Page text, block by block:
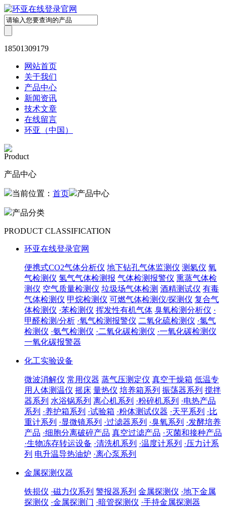
18501309179
网站首页
关于我们
产品中心
新闻资讯
技术文章
在线留言
环亚（中国）
Product
产品中心
当前位置： 首页 产品中心
产品分类
PRODUCT CLASSIFICATION
环亚在线登录官网
便携式CO2气体分析仪 地下钻孔气体监测仪 测氡仪 氧
气检测仪 氢气气体检测报 气体检测报警仪 熏蒸气体检
测仪 空气质量检测仪 垃圾场气体检测 酒精测试仪 有毒
气体检测仪 甲烷检测仪 可燃气体检测仪/探测仪 复合气
体检测仪 ·苯检测仪 挥发性有机气体 臭氧检测分析仪 ·
甲醛检测/分析 ·氧气检测报警仪 二氧化硫检测仪 ·氯气
检测仪 ·氨气检测仪 ·二氧化碳检测仪 ·一氧化碳检测仪
一氧化碳报警器
化工实验设备
微波消解仪 常用仪器 蒸气压测定仪 真空干燥箱 低温专
用人体测温仪 摇床 量热仪 培养箱系列 振荡器系列 搅拌
器系列 水浴锅系列 离心机系列 ·粉碎机系列 ·电热产品
系列 ·养护箱系列 ·试验箱 ·粉体测试仪器 ·天平系列 ·比
重计系列 ·显微镜系列 ·过滤器系列 ·臭氧系列 ·发酵培养
产品 ·细胞分离破碎产品 真空过滤产品 ·灭菌和接种产品
·生物冻存转运设备 ·清洗机系列 ·温度计系列 ·压力计系
列 电升温导热油炉 ·离心泵系列
金属探测仪器
铁损仪 ·磁力仪系列 警报器系列 金属探测仪 ·地下金属
探测仪 ·金属探测门 ·暗管探测仪 ·手持金属探测器